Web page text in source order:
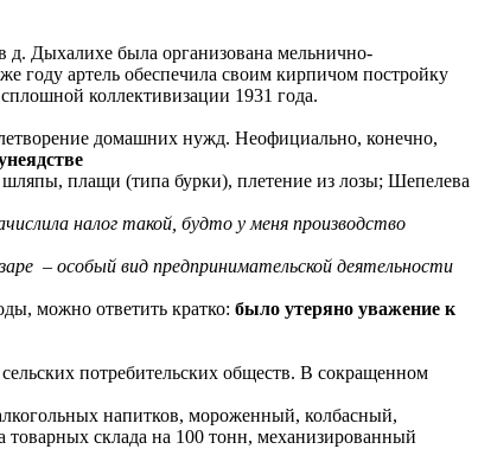
д. Дыхалихе была организована мельнично-
году артель обеспечила своим кирпичом постройку
коллективизации 1931 года.
домашних нужд. Неофициально, конечно,
плащи (типа бурки), плетение из лозы; Шепелева
налог такой, будто у меня производство
– особый вид предпринимательской деятельности
можно ответить кратко: было утеряно уважение к
потребительских обществ. В сокращенном
напитков, мороженный, колбасный,
товарных склада на 100 тонн, механизированный